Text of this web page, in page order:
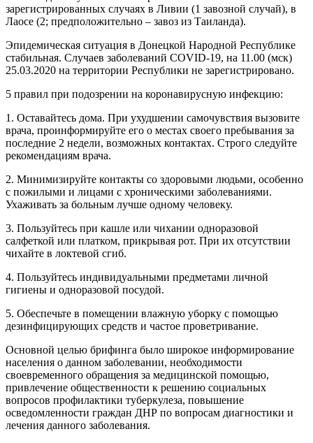
зарегистрированных случаях в Ливии (1 завозной случай), в
Лаосе (2; предположительно – завоз из Таиланда).
Эпидемическая ситуация в Донецкой Народной Республике
стабильная. Случаев заболеваний COVID-19, на 11.00 (мск)
25.03.2020 на территории Республики не зарегистрировано.
5 правил при подозрении на коронавирусную инфекцию:
1. Оставайтесь дома. При ухудшении самочувствия вызовите
врача, проинформируйте его о местах своего пребывания за
последние 2 недели, возможных контактах. Строго следуйте
рекомендациям врача.
2. Минимизируйте контакты со здоровыми людьми, особенно
с пожилыми и лицами с хроническими заболеваниями.
Ухаживать за больным лучше одному человеку.
3. Пользуйтесь при кашле или чихании одноразовой
салфеткой или платком, прикрывая рот. При их отсутствии
чихайте в локтевой сгиб.
4. Пользуйтесь индивидуальными предметами личной
гигиены и одноразовой посудой.
5. Обеспечьте в помещении влажную уборку с помощью
дезинфицирующих средств и частое проветривание.
Основной целью брифинга было широкое информирование
населения о данном заболевании, необходимости
своевременного обращения за медицинской помощью,
привлечение общественности к решению социальных
вопросов профилактики туберкулеза, повышение
осведомленности граждан ДНР по вопросам диагностики и
лечения данного заболевания.